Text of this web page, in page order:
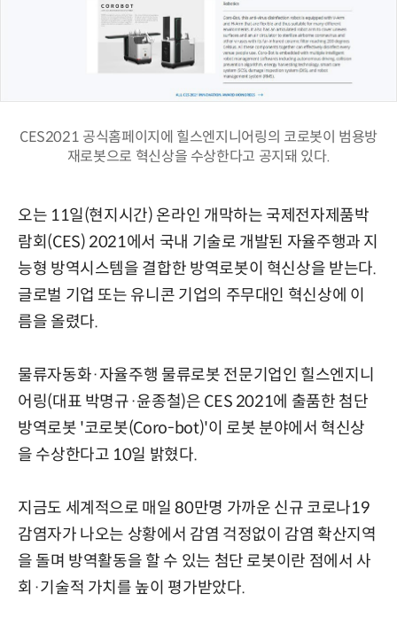
CES2021 공식홈페이지에 힐스엔지니어링의 코로봇이 범용방
재로봇으로 혁신상을 수상한다고 공지돼 있다.
오는 11일(현지시간) 온라인 개막하는 국제전자제품박
람회(CES) 2021에서 국내 기술로 개발된 자율주행과 지
능형 방역시스템을 결합한 방역로봇이 혁신상을 받는다.
글로벌 기업 또는 유니콘 기업의 주무대인 혁신상에 이
름을 올렸다.
물류자동화·자율주행 물류로봇 전문기업인 힐스엔지니
어링(대표 박명규·윤종철)은 CES 2021에 출품한 첨단
방역로봇 '코로봇(Coro-bot)'이 로봇 분야에서 혁신상
을 수상한다고 10일 밝혔다.
지금도 세계적으로 매일 80만명 가까운 신규 코로나19
감염자가 나오는 상황에서 감염 걱정없이 감염 확산지역
을 돌며 방역활동을 할 수 있는 첨단 로봇이란 점에서 사
회·기술적 가치를 높이 평가받았다.